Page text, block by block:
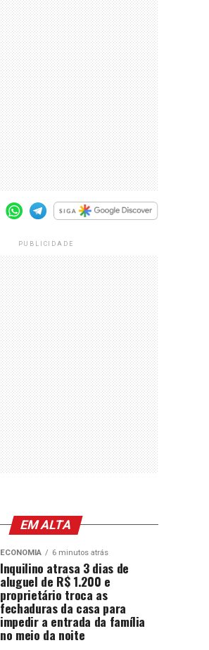
PUBLICIDADE
EM ALTA
ECONOMIA 6 minutos atrás
Inquilino atrasa 3 dias de
aluguel de R$ 1.200 e
proprietário troca as
fechaduras da casa para
impedir a entrada da família
no meio da noite